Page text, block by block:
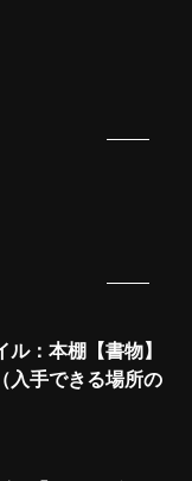
ル：本棚【書物】
入手できる場所の